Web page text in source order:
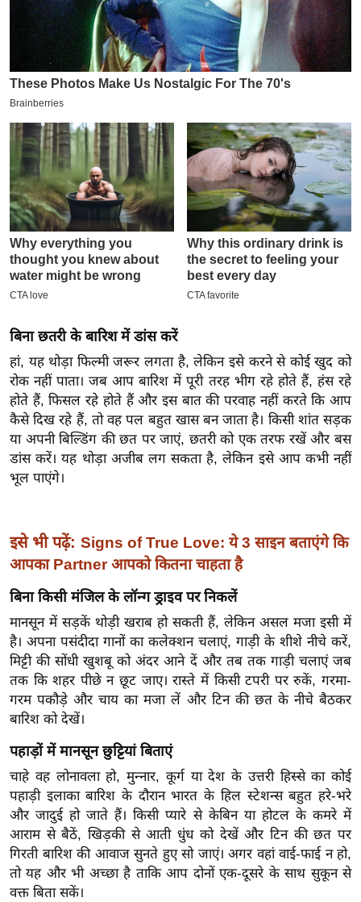
6
क्रा
इ
म
ई
-
पे
प
र
मि
सा
बे
मि
सा
ल
श
ख्सि
यं
ग
डि
या
सा
हि
त्य
ज
त
ऑ
टो
व
र्ल्ड
न्यू
ज
बिना छतरी के बारिश में डांस करें
हां, यह थोड़ा फिल्मी जरूर लगता है, लेकिन इसे करने से कोई खुद को
रोक नहीं पाता। जब आप बारिश में पूरी तरह भीग रहे होते हैं, हंस रहे
होते हैं, फिसल रहे होते हैं और इस बात की परवाह नहीं करते कि आप
कैसे दिख रहे हैं, तो वह पल बहुत खास बन जाता है। किसी शांत सड़क
या अपनी बिल्डिंग की छत पर जाएं, छतरी को एक तरफ रखें और बस
डांस करें। यह थोड़ा अजीब लग सकता है, लेकिन इसे आप कभी नहीं
भूल पाएंगे।
इसे भी पढ़ें: Signs of True Love: ये 3 साइन बताएंगे कि
आपका Partner आपको कितना चाहता है
बिना किसी मंजिल के लॉन्ग ड्राइव पर निकलें
मानसून में सड़कें थोड़ी खराब हो सकती हैं, लेकिन असल मजा इसी में
है। अपना पसंदीदा गानों का कलेक्शन चलाएं, गाड़ी के शीशे नीचे करें,
मिट्टी की सोंधी खुशबू को अंदर आने दें और तब तक गाड़ी चलाएं जब
तक कि शहर पीछे न छूट जाए। रास्ते में किसी टपरी पर रुकें, गरमा-
गरम पकौड़े और चाय का मजा लें और टिन की छत के नीचे बैठकर
बारिश को देखें।
पहाड़ों में मानसून छुट्टियां बिताएं
चाहे वह लोनावला हो, मुन्नार, कूर्ग या देश के उत्तरी हिस्से का कोई
पहाड़ी इलाका बारिश के दौरान भारत के हिल स्टेशन्स बहुत हरे-भरे
और जादुई हो जाते हैं। किसी प्यारे से केबिन या होटल के कमरे में
आराम से बैठें, खिड़की से आती धुंध को देखें और टिन की छत पर
गिरती बारिश की आवाज सुनते हुए सो जाएं। अगर वहां वाई-फाई न हो,
तो यह और भी अच्छा है ताकि आप दोनों एक-दूसरे के साथ सुकून से
वक्त बिता सकें।